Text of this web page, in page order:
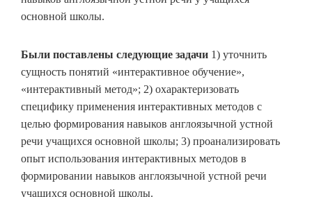
основной школы.
Были поставлены следующие задачи 1) уточнить
сущность понятий «интерактивное обучение»,
«интерактивный метод»; 2) охарактеризовать
специфику применения интерактивных методов с
целью формирования навыков англоязычной устной
речи учащихся основной школы; 3) проанализировать
опыт использования интерактивных методов в
формировании навыков англоязычной устной речи
учащихся основной школы.